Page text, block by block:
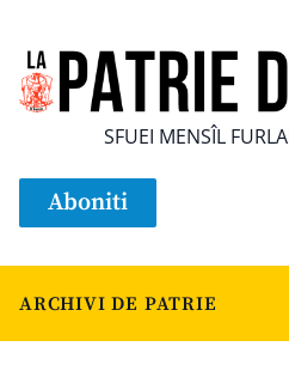
SFUEI MENSÎL
Aboniti
ARCHIVI DE PATRIE